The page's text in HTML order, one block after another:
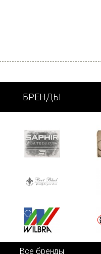
БРЕНДЫ
Все бренды